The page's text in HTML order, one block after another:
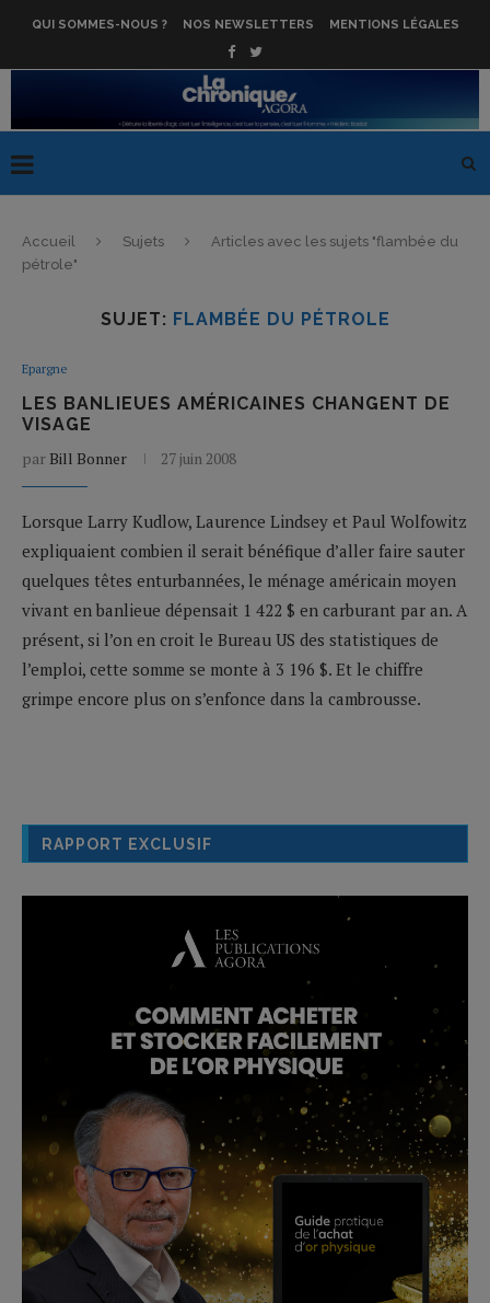
QUI SOMMES-NOUS ? NOS NEWSLETTERS MENTIONS LÉGALES
Accueil Sujets
Articles avec les sujets "flambée du
pétrole"
SUJET: FLAMBÉE DU PÉTROLE
Epargne
LES BANLIEUES AMÉRICAINES CHANGENT DE
VISAGE
par Bill Bonner 27 juin 2008
Lorsque Larry Kudlow, Laurence Lindsey et Paul Wolfowitz
expliquaient combien il serait bénéfique d’aller faire sauter
quelques têtes enturbannées, le ménage américain moyen
vivant en banlieue dépensait 1 422 $ en carburant par an. A
présent, si l’on en croit le Bureau US des statistiques de
l’emploi, cette somme se monte à 3 196 $. Et le chiffre
grimpe encore plus on s’enfonce dans la cambrousse.
RAPPORT EXCLUSIF